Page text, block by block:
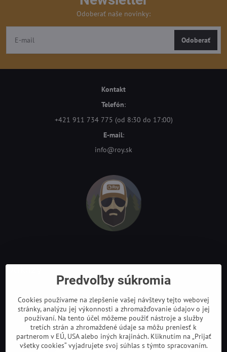
Odoberať naše novinky:
Odoberať
Kontakt
Telefón:
+421 911 734 775 (od 8:30 do 17:00)
E-mail:
info@roy.sk
Predvoľby súkromia
Cookies používame na zlepšenie vašej návštevy tejto webovej
stránky, analýzu jej výkonnosti a zhromažďovanie údajov o jej
používaní. Na tento účel môžeme použiť nástroje a služby
tretích strán a zhromaždené údaje sa môžu preniesť k
partnerom v EÚ, USA alebo iných krajinách. Kliknutím na „Prijať
všetky cookies“ vyjadrujete svoj súhlas s týmto spracovaním.